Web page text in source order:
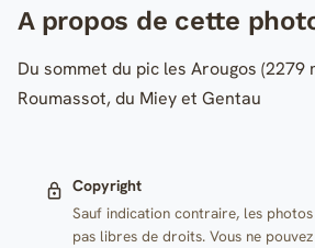
A propos de cette
Du sommet du pic les Arougos (2279
Roumassot, du Miey et Gentau
Copyright
Sauf indication contraire, les
pas libres de droits. Vous ne